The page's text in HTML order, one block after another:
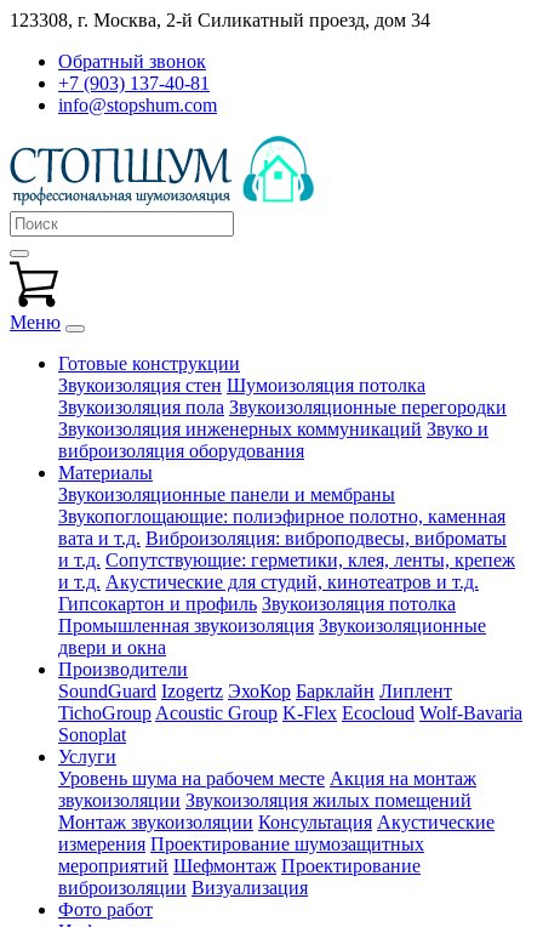
123308, г. Москва, 2-й Силикатный проезд, дом 34
Обратный звонок
+7 (903) 137-40-81
info@stopshum.com
Меню
Готовые конструкции
Звукоизоляция стен Шумоизоляция потолка
Звукоизоляция пола Звукоизоляционные перегородки
Звукоизоляция инженерных коммуникаций Звуко и
виброизоляция оборудования
Материалы
Звукоизоляционные панели и мембраны
Звукопоглощающие: полиэфирное полотно, каменная
вата и т.д. Виброизоляция: виброподвесы, виброматы
и т.д. Сопутствующие: герметики, клея, ленты, крепеж
и т.д. Акустические для студий, кинотеатров и т.д.
Гипсокартон и профиль Звукоизоляция потолка
Промышленная звукоизоляция Звукоизоляционные
двери и окна
Производители
SoundGuard Izogertz ЭхоКор Барклайн Липлент
TichoGroup Acoustic Group K-Flex Ecocloud Wolf-Bavaria
Sonoplat
Услуги
Уровень шума на рабочем месте Акция на монтаж
звукоизоляции Звукоизоляция жилых помещений
Монтаж звукоизоляции Консультация Акустические
измерения Проектирование шумозащитных
мероприятий Шефмонтаж Проектирование
виброизоляции Визуализация
Фото работ